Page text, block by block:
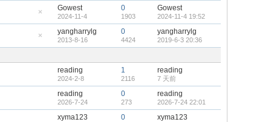
藏
置
帖
藏
置
帖
Gowest
2024-11-4
0
1903
Gowest
2024-11-4 19:52
藏
顶
yangharrylg
2013-8-16
0
4424
yangharrylg
2019-6-3 20:36
reading
2024-2-8
1
2116
reading
7 天前
reading
2026-7-24
0
273
reading
2026-7-24 22:01
xyma123 0 xyma123